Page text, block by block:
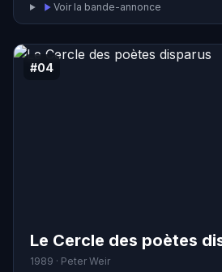
Voir la bande-annonce
#04
Le Cercle des poètes
1989 · Peter Weir